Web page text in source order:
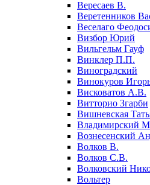
Вересаев В.
Веретенников
Веселаго
Визбор Юрий
Вильгельм Гауф
Винклер П.П.
Виноградский
Винокуров
Висковатов А.В.
Витторио Згарби
Вишневская
Владимирский
Вознесенский
Волков В.
Волков С.В.
Волковский
Вольтер